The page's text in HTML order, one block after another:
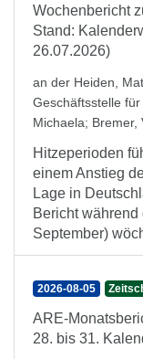
Wochenbericht
Stand:
26.07.2026)
an der Heiden,
Geschäftsstelle
Michaela; Bremer,
Hitzeperioden
einem Anstieg
Lage in
Bericht
September)
2026-08-05
ARE-
28. bis 31.